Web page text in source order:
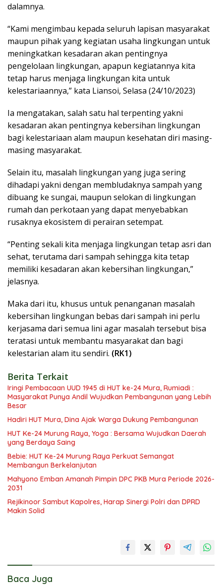
dalamnya.
“Kami mengimbau kepada seluruh lapisan masyarakat
maupun pihak yang kegiatan usaha lingkungan untuk
meningkatkan kesadaran akan pentingnya
pengelolaan lingkungan, apapun kegiatannya kita
tetap harus menjaga lingkungan kita untuk
kelestariaannya,” kata Liansoi, Selasa (24/10/2023)
Ia mengatakan, salah satu hal terpenting yakni
kesadaran akan pentingnya kebersihan lingkungan
bagi kelestariaan alam maupun kesehatan diri masing-
masing masyarakat.
Selain itu, masalah lingkungan yang juga sering
dihadapi yakni dengan membludaknya sampah yang
dibuang ke sungai, maupun selokan di lingkungan
rumah dan perkotaan yang dapat menyebabkan
rusaknya ekosistem di perairan setempat.
“Penting sekali kita menjaga lingkungan tetap asri dan
sehat, terutama dari sampah sehingga kita tetap
memiliki kesadaran akan kebersihan lingkungan,”
jelasnya.
Maka dari itu, khusus untuk penanganan masalah
kebersihan lingkungan bebas dari sampah ini perlu
kerjasama dari semua lini agar masalah tersebut bisa
teratasi untuk membantu masyarakat dan bagi
kelestarian alam itu sendiri. (RK1)
Berita Terkait
Iringi Pembacaan UUD 1945 di HUT ke-24 Mura, Rumiadi :
Masyarakat Punya Andil Wujudkan Pembangunan yang Lebih
Besar
Hadiri HUT Mura, Dina Ajak Warga Dukung Pembangunan
HUT Ke-24 Murung Raya, Yoga : Bersama Wujudkan Daerah
yang Berdaya Saing
Bebie: HUT Ke-24 Murung Raya Perkuat Semangat
Membangun Berkelanjutan
Mahyono Emban Amanah Pimpin DPC PKB Mura Periode 2026-
2031
Rejikinoor Sambut Kapolres, Harap Sinergi Polri dan DPRD
Makin Solid
Baca Juga